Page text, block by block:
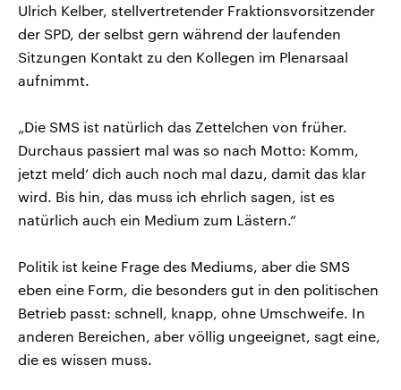
Ulrich Kelber, stellvertretender Fraktionsvorsitzender
der SPD, der selbst gern während der laufenden
Sitzungen Kontakt zu den Kollegen im Plenarsaal
aufnimmt.
„Die SMS ist natürlich das Zettelchen von früher.
Durchaus passiert mal was so nach Motto: Komm,
jetzt meld‘ dich auch noch mal dazu, damit das klar
wird. Bis hin, das muss ich ehrlich sagen, ist es
natürlich auch ein Medium zum Lästern.“
Politik ist keine Frage des Mediums, aber die SMS
eben eine Form, die besonders gut in den politischen
Betrieb passt: schnell, knapp, ohne Umschweife. In
anderen Bereichen, aber völlig ungeeignet, sagt eine,
die es wissen muss.